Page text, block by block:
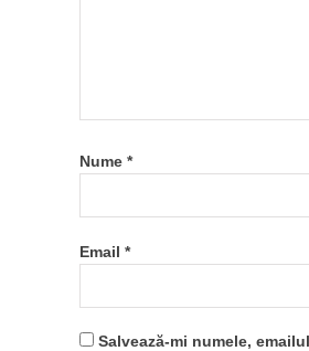
Nume *
Email *
Salvează-mi numele,